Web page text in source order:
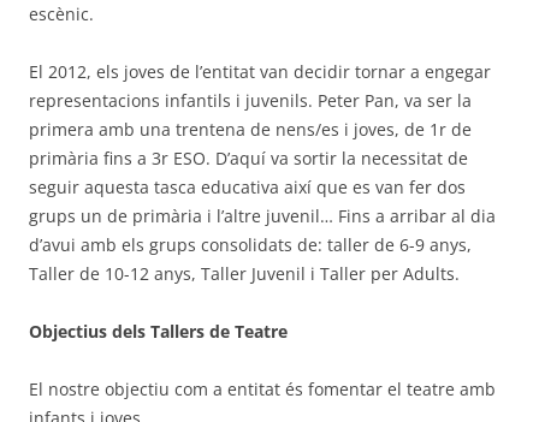
escènic.
El 2012, els joves de l’entitat van decidir tornar a engegar
representacions infantils i juvenils. Peter Pan, va ser la
primera amb una trentena de nens/es i joves, de 1r de
primària fins a 3r ESO. D’aquí va sortir la necessitat de
seguir aquesta tasca educativa així que es van fer dos
grups un de primària i l’altre juvenil… Fins a arribar al dia
d’avui amb els grups consolidats de: taller de 6-9 anys,
Taller de 10-12 anys, Taller Juvenil i Taller per Adults.
Objectius dels Tallers de Teatre
El nostre objectiu com a entitat és fomentar el teatre amb
infants i joves.